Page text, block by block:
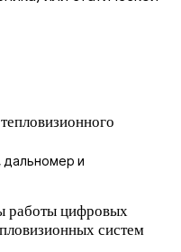
дальномер и
работы цифровых
систем